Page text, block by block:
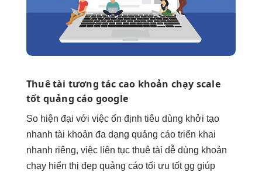
Thuê tài tương tác cao khoản chạy scale
tốt quảng cáo google
So hiện đại với việc ổn định tiêu dùng khởi tạo
nhanh tài khoản đa dạng quảng cáo triển khai
nhanh riêng, việc liên tục thuê tài dễ dùng khoản
chạy hiển thị đẹp quảng cáo tối ưu tốtgg giúp